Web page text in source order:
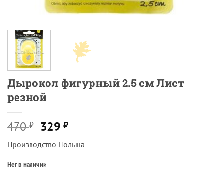
Дырокол фигурный 2.5 см Лист
резной
470₽ Первоначальная
составляла
470 ₽.
329₽Текущая
329 ₽.
Производство Польша
Нет в наличии